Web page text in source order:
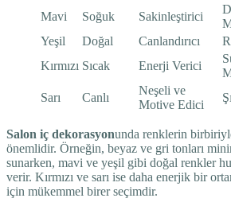
Mavi Soğuk Sakinleştirici
Yeşil
Doğal Canlandırıcı
Kırmızı Sıcak Enerji Verici
Sarı
Canlı
Neşeli ve
Motive Edici
Salon iç dekorasyonunda renklerin
önemlidir. Örneğin, beyaz ve gri tonları
sunarken, mavi ve yeşil gibi doğal renkler
verir. Kırmızı ve sarı ise daha enerjik bir
için mükemmel birer seçimdir.